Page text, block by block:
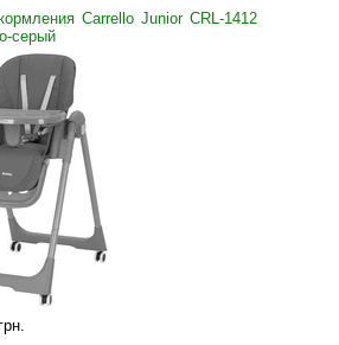
Carrello Junior CRL-1412
серый
.